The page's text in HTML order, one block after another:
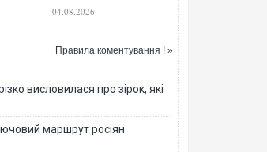
Польщі та Франції
04.08.2026
Правила коментування ! »
висловилася про зірок, які
маршрут росіян